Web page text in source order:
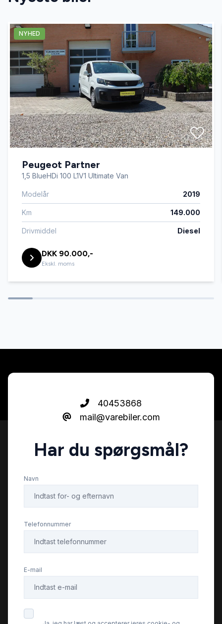
Automatgear
Bluetooth
DAB+ radio
Dæktryksystem
El-ruder
El-spejle med varme
Fartpilot
Fjernbetjent centrallås
Højdejusterbart førersæde
Parkeringssensor bagved
Servostyring
Startspærre
Sædevarme
USB tilslutning
NYHED
Peugeot Partner
1,5 BlueHDi 100 L1V1 Ultimate Van
Modelår 2019
Km 149.000
Drivmiddel Diesel
DKK 90.000,-
Ekskl. moms
40453868
mail@varebiler.com
Har du spørgsmål?
Navn
Telefonnummer
E-mail